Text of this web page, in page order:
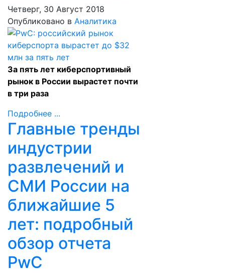
Четверг, 30 Август 2018
Опубликовано в Аналитика
За пять лет киберспортивный
рынок в России вырастет почти
в три раза
Подробнее ...
Главные тренды
индустрии
развлечений и
СМИ России на
ближайшие 5
лет: подробный
обзор отчета
PwC